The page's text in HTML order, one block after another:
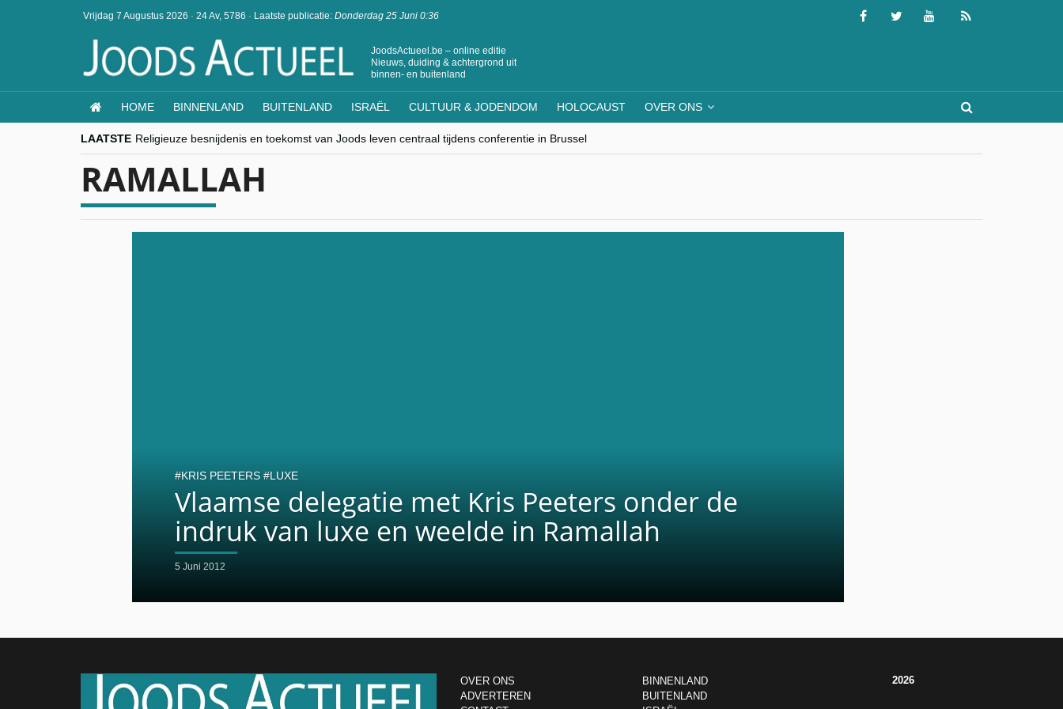
Vrijdag 7 Augustus 2026 · 24 Av, 5786 · Laatste publicatie: Donderdag 25 Juni 0:36
JoodsActueel.be – online editie
Nieuws, duiding & achtergrond uit
binnen- en buitenland
HOME BINNENLAND BUITENLAND ISRAËL CULTUUR & JODENDOM HOLOCAUST OVER ONS
LAATSTE Religieuze besnijdenis en toekomst van Joods leven centraal tijdens conferentie in Brussel
“Besnijdenisdebat toont hoe moeilijk seculiere Westen minderheden begrijpt”, Jinnih Beels (Vooruit)
CITYTRIP | ROEMENIË – Boekarest: de verrassing van Oost-Europa
“Vandaag zit elke Jood in België op de beklaagdenbank”
goKosher lanceert nieuwe website en samenwerking met Mishpacha voor kosher travel en simchas wereldwijd
RAMALLAH
Vlaamse delegatie met Kris Peeters onder de
indruk van luxe en weelde in Ramallah
5 Juni 2012
KRIS PEETERS LUXE
OVER ONS
ADVERTEREN
BINNENLAND
BUITENLAND
2026